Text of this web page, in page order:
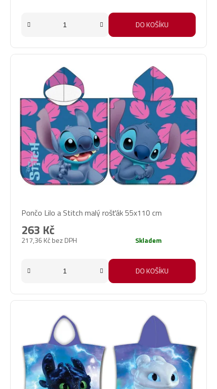
DO KOŠÍKU
Pončo Lilo a Stitch malý rošťák 55x110 cm
217,36 Kč bez DPH
263 Kč
Skladem
DO KOŠÍKU